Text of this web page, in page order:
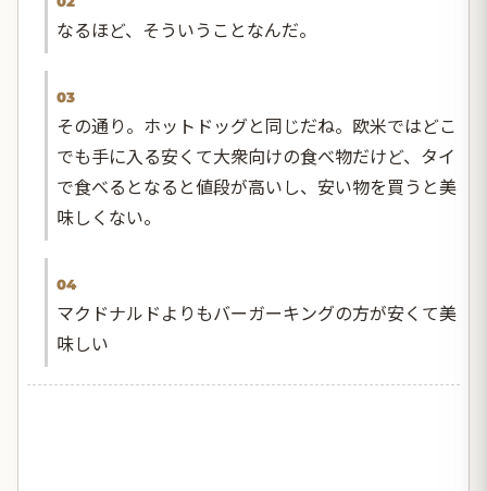
なるほど、そういうことなんだ。
03
その通り。ホットドッグと同じだね。欧米ではどこ
でも手に入る安くて大衆向けの食べ物だけど、タイ
で食べるとなると値段が高いし、安い物を買うと美
味しくない。
04
マクドナルドよりもバーガーキングの方が安くて美
味しい